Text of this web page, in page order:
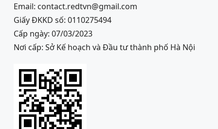
Email: contact.redtvn@gmail.com
Giấy ĐKKD số: 0110275494
Cấp ngày: 07/03/2023
Nơi cấp: Sở Kế hoạch và Đầu tư thành phố Hà Nội